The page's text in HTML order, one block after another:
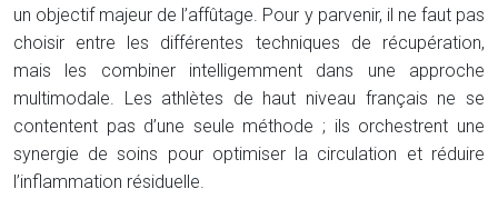
un objectif majeur de l’affûtage. Pour y parvenir, il ne faut pas
choisir entre les différentes techniques de récupération,
mais les combiner intelligemment dans une approche
multimodale. Les athlètes de haut niveau français ne se
contentent pas d’une seule méthode ; ils orchestrent une
synergie de soins pour optimiser la circulation et réduire
l’inflammation résiduelle.